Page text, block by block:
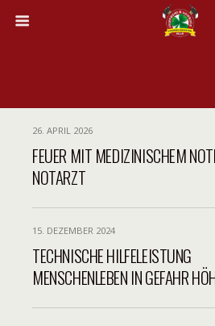
26. APRIL 2026
FEUER MIT MEDIZINISCHEM
NOTARZT
15. DEZEMBER 2024
TECHNISCHE HILFELEISTUNG
MENSCHENLEBEN IN GEFAHR